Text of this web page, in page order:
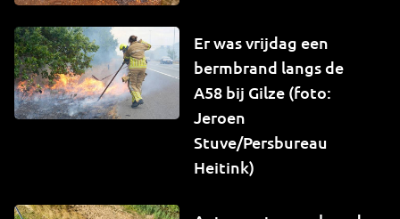
Er was vrijdag een
bermbrand langs de
A58 bij Gilze (foto:
Jeroen
Stuve/Persbureau
Heitink)